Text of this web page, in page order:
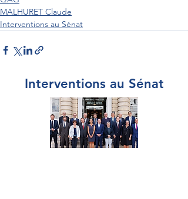
MALHURET Claude
Interventions au Sénat
Interventions au Sénat